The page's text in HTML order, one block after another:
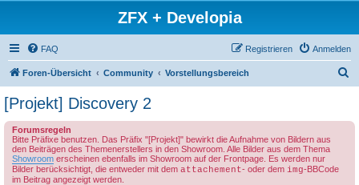
ZFX + Developia
FAQ Anmelden
Registrieren
Foren-Übersicht Community Vorstellungsbereich
[Projekt] Discovery 2
Forumsregeln
Bitte Präfixe benutzen. Das Präfix "[Projekt]" bewirkt die Aufnahme von Bildern aus
den Beiträgen des Themenerstellers in den Showroom. Alle Bilder aus dem Thema
Showroom erscheinen ebenfalls im Showroom auf der Frontpage. Es werden nur
Bilder berücksichtigt, die entweder mit dem attachement- oder dem img-BBCode
im Beitrag angezeigt werden.